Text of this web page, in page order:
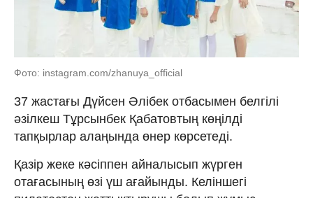
Фото: instagram.com/zhanuya_official
37 жастағы Дүйсен Әлібек отбасымен белгілі
әзілкеш Тұрсынбек Қабатовтың көңілді
тапқырлар алаңында өнер көрсетеді.
Қазір жеке кәсіппен айналысып жүрген
отағасының өзі үш ағайынды. Келіншегі